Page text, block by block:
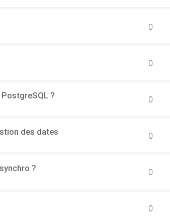
0
0
? 0
des dates 0
? 0
0